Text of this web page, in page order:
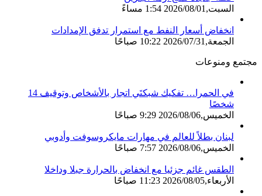
السبت,2026/08/01 1:54 مساءً
انخفاض أسعار النفط مع استمرار تدفق الإمدادات
الجمعة,2026/07/31 10:22 صباحًا
مجتمع ومنوعات
في الحمرا… تفكيك شبكتَي اتجار بالأشخاص وتوقيف 14
شخصًا
الخميس,2026/08/06 9:29 صباحًا
لبنان بطلاً للعالم في مهارات مايكروسوفت وأدوبي
الخميس,2026/08/06 7:57 صباحًا
الطقس غائم جزئيا مع انخفاض بالحرارة جبلا وداخلا
الأربعاء,2026/08/05 11:23 صباحًا